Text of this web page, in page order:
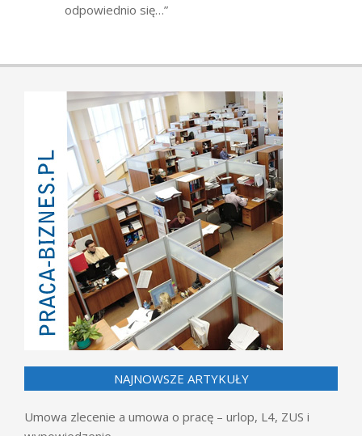
odpowiednio się…”
NAJNOWSZE ARTYKUŁY
Umowa zlecenie a umowa o pracę – urlop, L4, ZUS i